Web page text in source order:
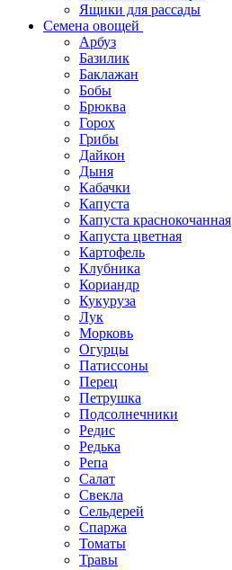
Ящики для рассады
Семена овощей
Арбуз
Базилик
Баклажан
Бобы
Брюква
Горох
Грибы
Дайкон
Дыня
Кабачки
Капуста
Капуста краснокочанная
Капуста цветная
Картофель
Клубника
Кориандр
Кукуруза
Лук
Морковь
Огурцы
Патиссоны
Перец
Петрушка
Подсолнечники
Редис
Редька
Репа
Салат
Свекла
Сельдерей
Спаржа
Томаты
Травы